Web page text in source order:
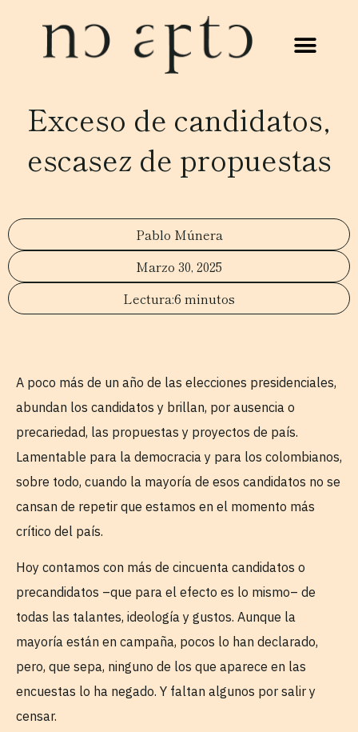
Exceso de candidatos,
escasez de propuestas
Pablo Múnera
Marzo 30, 2025
6 minutos
A poco más de un año de las elecciones presidenciales,
abundan los candidatos y brillan, por ausencia o
precariedad, las propuestas y proyectos de país.
Lamentable para la democracia y para los colombianos,
sobre todo, cuando la mayoría de esos candidatos no se
cansan de repetir que estamos en el momento más
crítico del país.
Hoy contamos con más de cincuenta candidatos o
precandidatos –que para el efecto es lo mismo– de
todas las talantes, ideología y gustos. Aunque la
mayoría están en campaña, pocos lo han declarado,
pero, que sepa, ninguno de los que aparece en las
encuestas lo ha negado. Y faltan algunos por salir y
censar.